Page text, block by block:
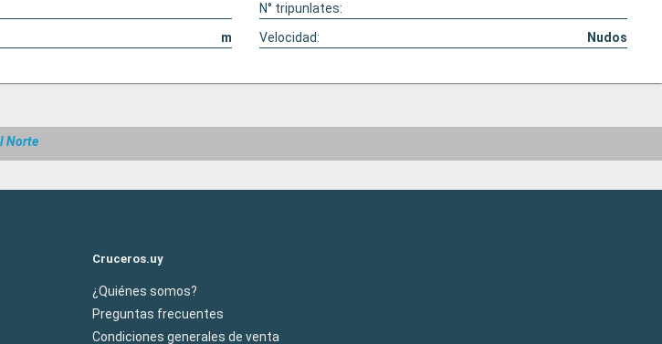
N° tripunlates:
m Velocidad: Nudos
Norte
Cruceros.uy
¿Quiénes somos?
Preguntas frecuentes
Condiciones generales de venta